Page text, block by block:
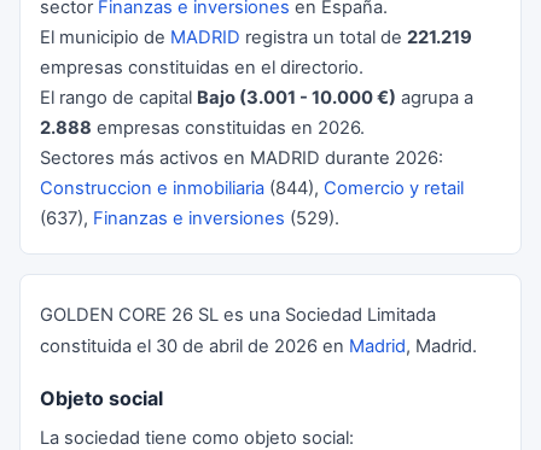
sector Finanzas e inversiones en España.
El municipio de MADRID registra un total de 221.219
empresas constituidas en el directorio.
El rango de capital Bajo (3.001 - 10.000 €) agrupa a
2.888 empresas constituidas en 2026.
Sectores más activos en MADRID durante 2026:
Construccion e inmobiliaria (844), Comercio y retail
(637), Finanzas e inversiones (529).
GOLDEN CORE 26 SL es una Sociedad Limitada
constituida el 30 de abril de 2026 en Madrid, Madrid.
Objeto social
La sociedad tiene como objeto social: